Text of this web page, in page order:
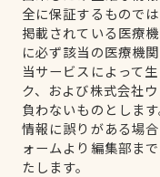
全に保証するものでは
掲載されている医療
に必ず該当の医療機
当サービスによって
ク、および株式会社
負わないものとします
情報に誤りがある場
ォームより編集部ま
たします。